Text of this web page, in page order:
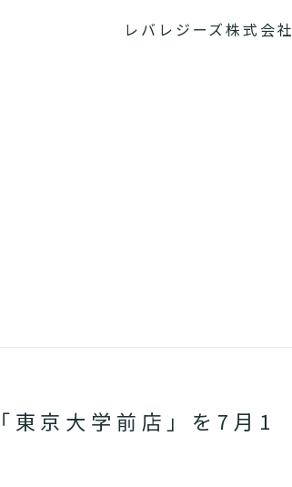
レバレジーズ株式会社
東京大学前店」を7月1